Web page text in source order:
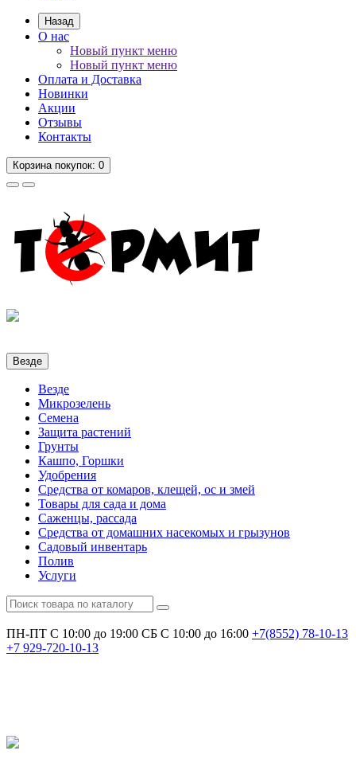
Назад
О нас
Новый пункт меню
Новый пункт меню
Оплата и Доставка
Новинки
Акции
Отзывы
Контакты
Корзинапокупок: 0
Везде
Везде
Микрозелень
Семена
Защита растений
Грунты
Кашпо, Горшки
Удобрения
Средства от комаров, клещей, ос и змей
Товары для сада и дома
Саженцы, рассада
Средства от домашних насекомых и грызунов
Садовый инвентарь
Полив
Услуги
ПН-ПТ С 10:00 до 19:00 СБ С 10:00 до 16:00 +7(8552) 78-10-13
+7 929-720-10-13